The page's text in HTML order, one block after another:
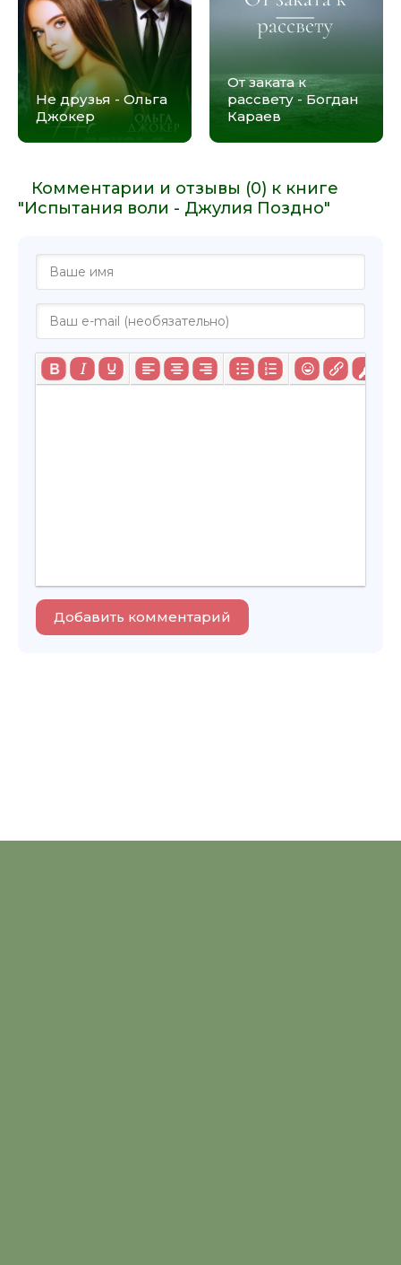
Не друзья - Ольга
Джокер
От заката к
рассвету - Богдан
Караев
Комментарии и отзывы (0) к книге
"Испытания воли - Джулия Поздно"
Добавить комментарий